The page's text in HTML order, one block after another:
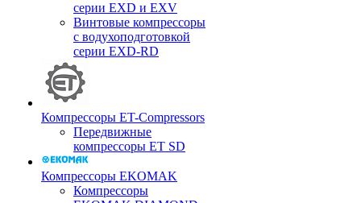
серии EXD и EXV
Винтовые компрессоры
с водухоподготовкой
серии EXD-RD
Компрессоры ET-Compressors
Передвижные
компрессоры ET SD
Компрессоры EKOMAK
Компрессоры